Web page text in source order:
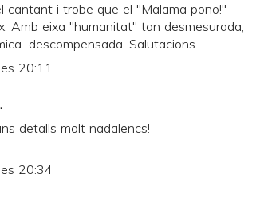
cantant i trobe que el "Malama pono!"
Amb eixa "humanitat" tan desmesurada,
Salutacions
20:11
detalls molt nadalencs!
20:34